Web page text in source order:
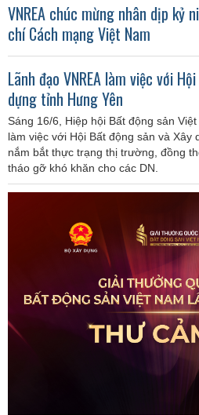
VNREA chúc mừng nhân dịp kỷ
chí Cách mạng Việt Nam
Lãnh đạo VNREA làm việc với
dựng tỉnh Hưng Yên
Sáng 16/6, Hiệp hội Bất động sản
làm việc với Hội Bất động sản và Xây
nắm bắt thực trạng thị trường, đồng
tháo gỡ khó khăn cho các DN.